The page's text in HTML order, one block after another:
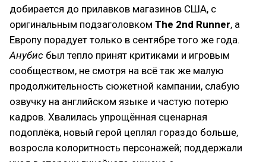
добирается до прилавков магазинов США, с
оригинальным подзаголовком The 2nd Runner, а
Европу порадует только в сентябре того же года.
Анубис был тепло принят критиками и игровым
сообществом, не смотря на всё так же малую
продолжительность сюжетной кампании, слабую
озвучку на английском языке и частую потерю
кадров. Хвалилась упрощённая сценарная
подоплёка, новый герой цеплял гораздо больше,
возросла колоритность персонажей; поддержали